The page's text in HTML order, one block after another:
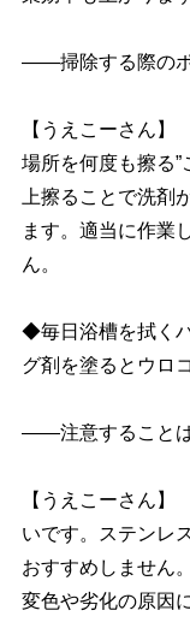
――掃除する際のポ
【うえこーさん
場所を何度も擦る
上擦ることで洗剤
ます。適当に作業
ん。
◆毎日浴槽を拭く
グ剤を塗るとウロ
――注意すること
【うえこーさん
いです。ステンレ
おすすめしません
変色や劣化の原因